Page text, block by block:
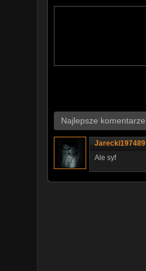
Najlepsze komentarze
Jarecki197489
Ale syf